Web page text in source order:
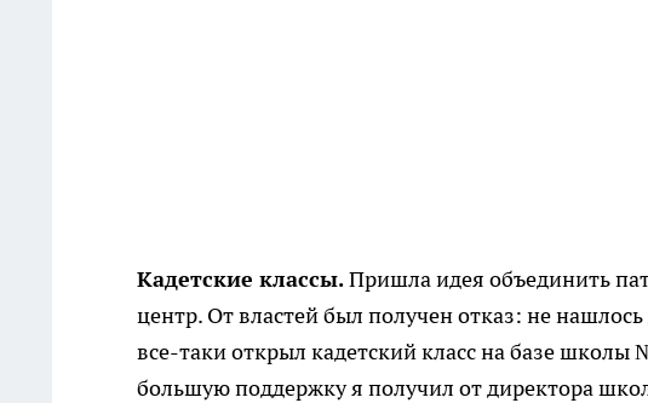
Кадетские классы.Пришла идея объединить
центр. От властей был получен отказ: не
все-таки открыл кадетский класс на базе школы
большую поддержку я получил от директора